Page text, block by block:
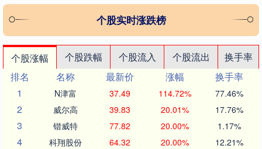
个股实时涨跌榜
个股涨幅 个股跌幅 个股流入 个股流出
换手率
排名
名称 最新价 涨幅
换手率
1
N津富 37.49 114.72% 77.46%
2 威尔高 39.83 20.01% 17.76%
3 锴威特 77.82 20.00% 1.17%
4 科翔股份 64.32 20.00% 12.21%